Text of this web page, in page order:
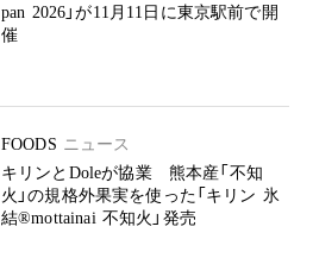
pan 2026」が11月11日に東京駅前で開
催
FOODS ニュース
キリンとDoleが協業 熊本産「不知
火」の規格外果実を使った「キリン 氷
結®mottainai 不知火」発売